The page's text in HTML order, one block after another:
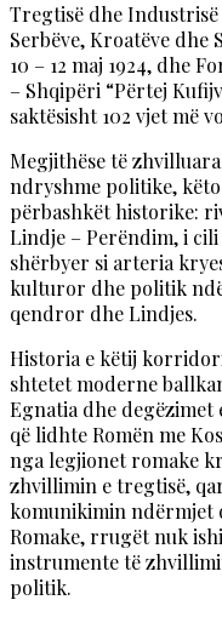
Tregtisë dhe Industrisë
Serbëve, Kroatëve dhe
10 – 12 maj 1924, dhe
– Shqipëri “Përtej
saktësisht 102 vjet më
Megjithëse të
ndryshme politike,
përbashkët historike:
Lindje – Perëndim, i cili
shërbyer si arteria
kulturor dhe politik
qendror dhe Lindjes.
Historia e këtij korridori
shtetet moderne
Egnatia dhe
që lidhte Romën me
nga legjionet romake
zhvillimin e tregtisë,
komunikimin ndërmjet
Romake, rrugët nuk
instrumente të
politik.